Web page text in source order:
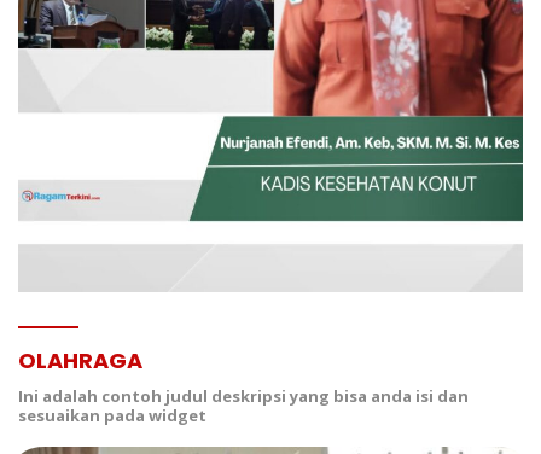
OLAHRAGA
Ini adalah contoh judul deskripsi yang bisa anda isi dan
sesuaikan pada widget